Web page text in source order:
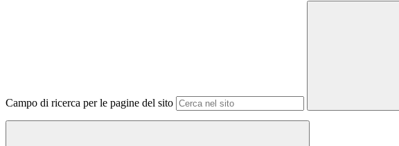
Campo di ricerca per le pagine del sito